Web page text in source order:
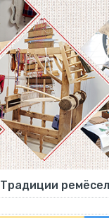
Традиции ремёсел